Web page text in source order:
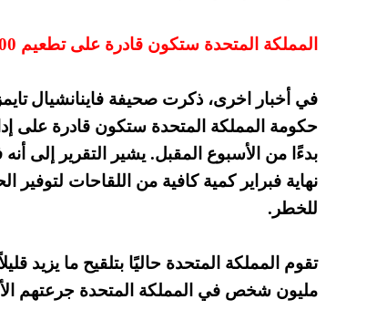
المملكة المتحدة ستكون قادرة على تطعيم 500000 يوميا من الأسبوع المقبل
في أخبار اخرى، ذكرت صحيفة فاينانشيال
بدءًا من الأسبوع المقبل. يشير التقرير إلى
للخطر.
مليون شخص في المملكة المتحدة جرعتهم